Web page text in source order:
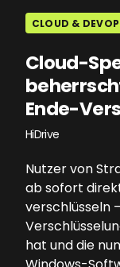
CLOUD &
Cloud-
Ende-
HiDrive
Nutzer von
ab sofort
verschlüsseln
hat und die